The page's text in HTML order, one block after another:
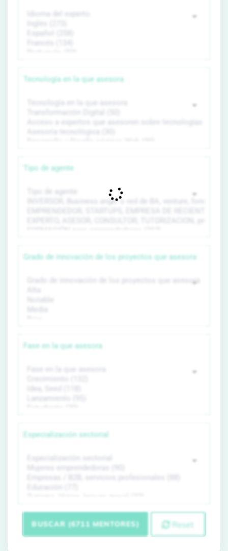
Tecnología en la que asesora
Tipo de agente
Grado de innovación de los proyectos que asesora
Fase en la que asesora
Especialización sectorial
BUSCAR (6711 MENTORES) Reset